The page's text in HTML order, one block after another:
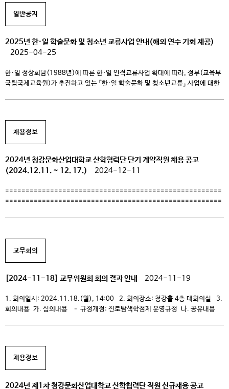
일반공지
2025년 한·일 학술문화 및 청소년 교류사업 안내(해외 연수 기회 제공)
2025-04-25
한·일 정상회담(1988년)에 따른 한·일 인적교류사업 확대에 따라, 정부(교육부
국립국제교육원)가 추진하고 있는 『한·일 학술문화 및 청소년교류』 사업에 대한
구마모토현) 3) […]
채용정보
2024년 청강문화산업대학교 산학협력단 단기 계약직원 채용 공고
(2024.12.11. ~ 12. 17.)
2024-12-11
=====================================================
=====================================================
=====================================================
=====================================================
=================== 1. 채용분야 및 인원: 공고문 참조(확인) 2.
자격요건: 공고문 참조(확인) 3. 원서접수기간: 2024. 12. 11. ~ 12. 17.
23:59 ※ 채용시까지 4. 선발방법 – 1차 서류전형 : 응시자격 요건의 […]
교무회의
[2024-11-18] 교무위원회 회의 결과 안내 2024-11-19
1. 회의일시: 2024.11.18.(월), 14:00 2. 회의장소: 청강홀 4층 대회의실 3.
회의내용 가. 심의내용 – 규정개정: 진로탐색학점제 운영규정 나. 공유내용
채용정보
2024년 제1차 청강문화산업대학교 산학협력단 직원 신규채용 공고